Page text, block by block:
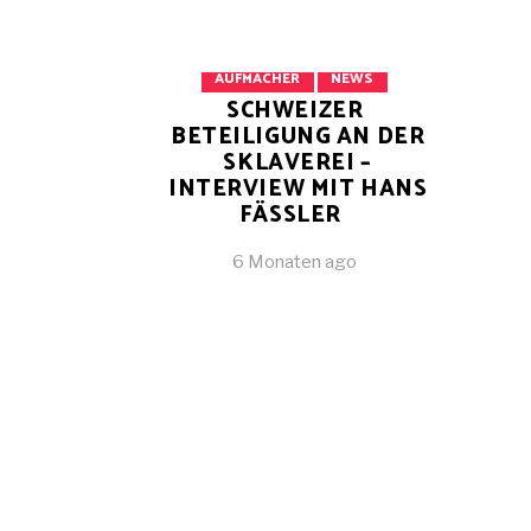
AUFMACHER NEWS
SCHWEIZER
BETEILIGUNG AN DER
SKLAVEREI –
INTERVIEW MIT HANS
FÄSSLER
6 Monaten ago